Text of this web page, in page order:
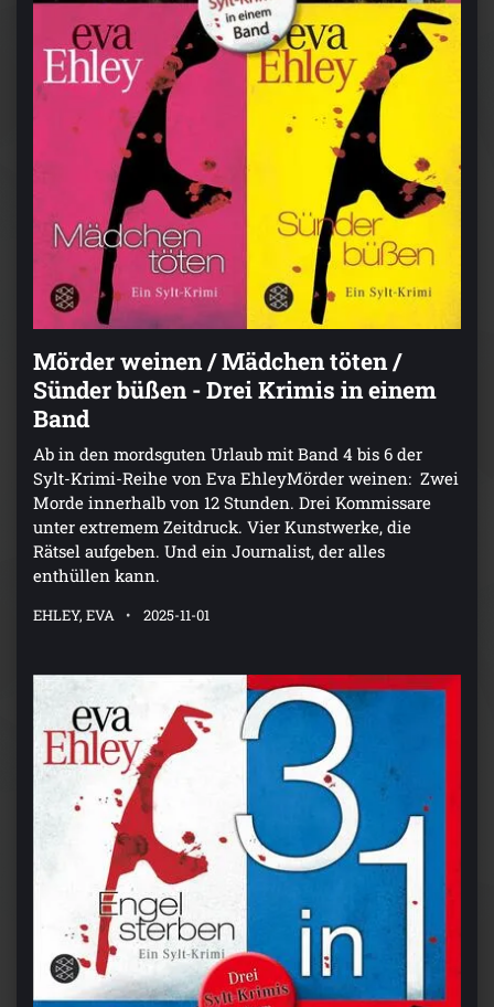
Mörder weinen / Mädchen töten /
Sünder büßen - Drei Krimis in einem
Band
Ab in den mordsguten Urlaub mit Band 4 bis 6 der
Sylt-Krimi-Reihe von Eva EhleyMörder weinen: Zwei
Morde innerhalb von 12 Stunden. Drei Kommissare
unter extremem Zeitdruck. Vier Kunstwerke, die
Rätsel aufgeben. Und ein Journalist, der alles
enthüllen kann.
EHLEY, EVA 2025-11-01